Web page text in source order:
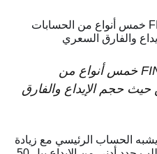
خمس أنواع من
حيث حجم الإيداع والفارق